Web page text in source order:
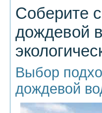
Соберите
дождевой
Выбор
дождевой